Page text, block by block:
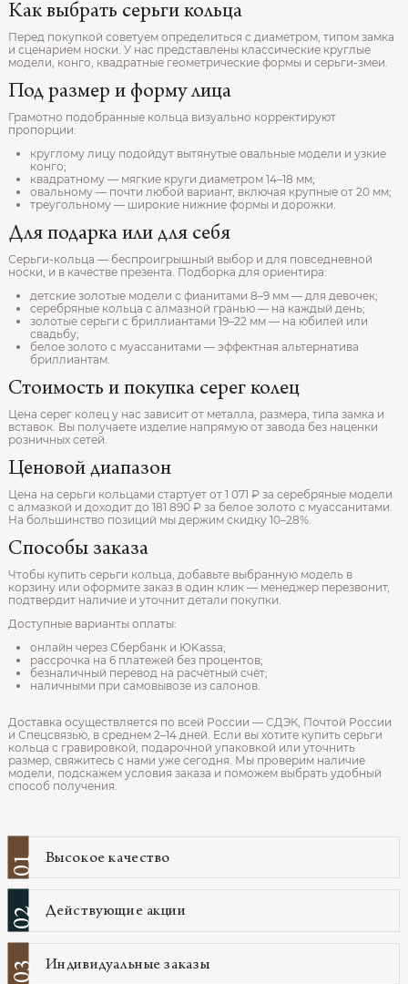
Как выбрать серьги кольца
Перед покупкой советуем определиться с диаметром, типом замка
и сценарием носки. У нас представлены классические круглые
модели, конго, квадратные геометрические формы и серьги-змеи.
Под размер и форму лица
Грамотно подобранные кольца визуально корректируют
пропорции:
круглому лицу подойдут вытянутые овальные модели и узкие
конго;
квадратному — мягкие круги диаметром 14–18 мм;
овальному — почти любой вариант, включая крупные от 20 мм;
треугольному — широкие нижние формы и дорожки.
Для подарка или для себя
Серьги-кольца — беспроигрышный выбор и для повседневной
носки, и в качестве презента. Подборка для ориентира:
детские золотые модели с фианитами 8–9 мм — для девочек;
серебряные кольца с алмазной гранью — на каждый день;
золотые серьги с бриллиантами 19–22 мм — на юбилей или
свадьбу;
белое золото с муассанитами — эффектная альтернатива
бриллиантам.
Стоимость и покупка серег колец
Цена серег колец у нас зависит от металла, размера, типа замка и
вставок. Вы получаете изделие напрямую от завода без наценки
розничных сетей.
Ценовой диапазон
Цена на серьги кольцами стартует от 1 071 ₽ за серебряные модели
с алмазкой и доходит до 181 890 ₽ за белое золото с муассанитами.
На большинство позиций мы держим скидку 10–28%.
Способы заказа
Чтобы купить серьги кольца, добавьте выбранную модель в
корзину или оформите заказ в один клик — менеджер перезвонит,
подтвердит наличие и уточнит детали покупки.
Доступные варианты оплаты:
онлайн через Сбербанк и ЮKassa;
рассрочка на 6 платежей без процентов;
безналичный перевод на расчётный счёт;
наличными при самовывозе из салонов.
Доставка осуществляется по всей России — СДЭК, Почтой России
и Спецсвязью, в среднем 2–14 дней. Если вы хотите купить серьги
кольца с гравировкой, подарочной упаковкой или уточнить
размер, свяжитесь с нами уже сегодня. Мы проверим наличие
модели, подскажем условия заказа и поможем выбрать удобный
способ получения.
01 Высокое качество
02 Действующие акции
03 Индивидуальные заказы